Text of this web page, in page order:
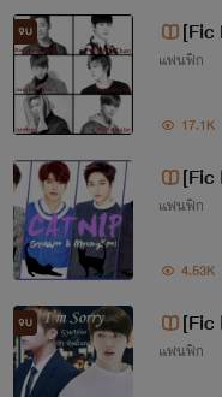
จบ
แฟนฟิก
17.1K
[Fic
yeol)
แฟนฟิก
4.53K
จบ
แฟนฟิก